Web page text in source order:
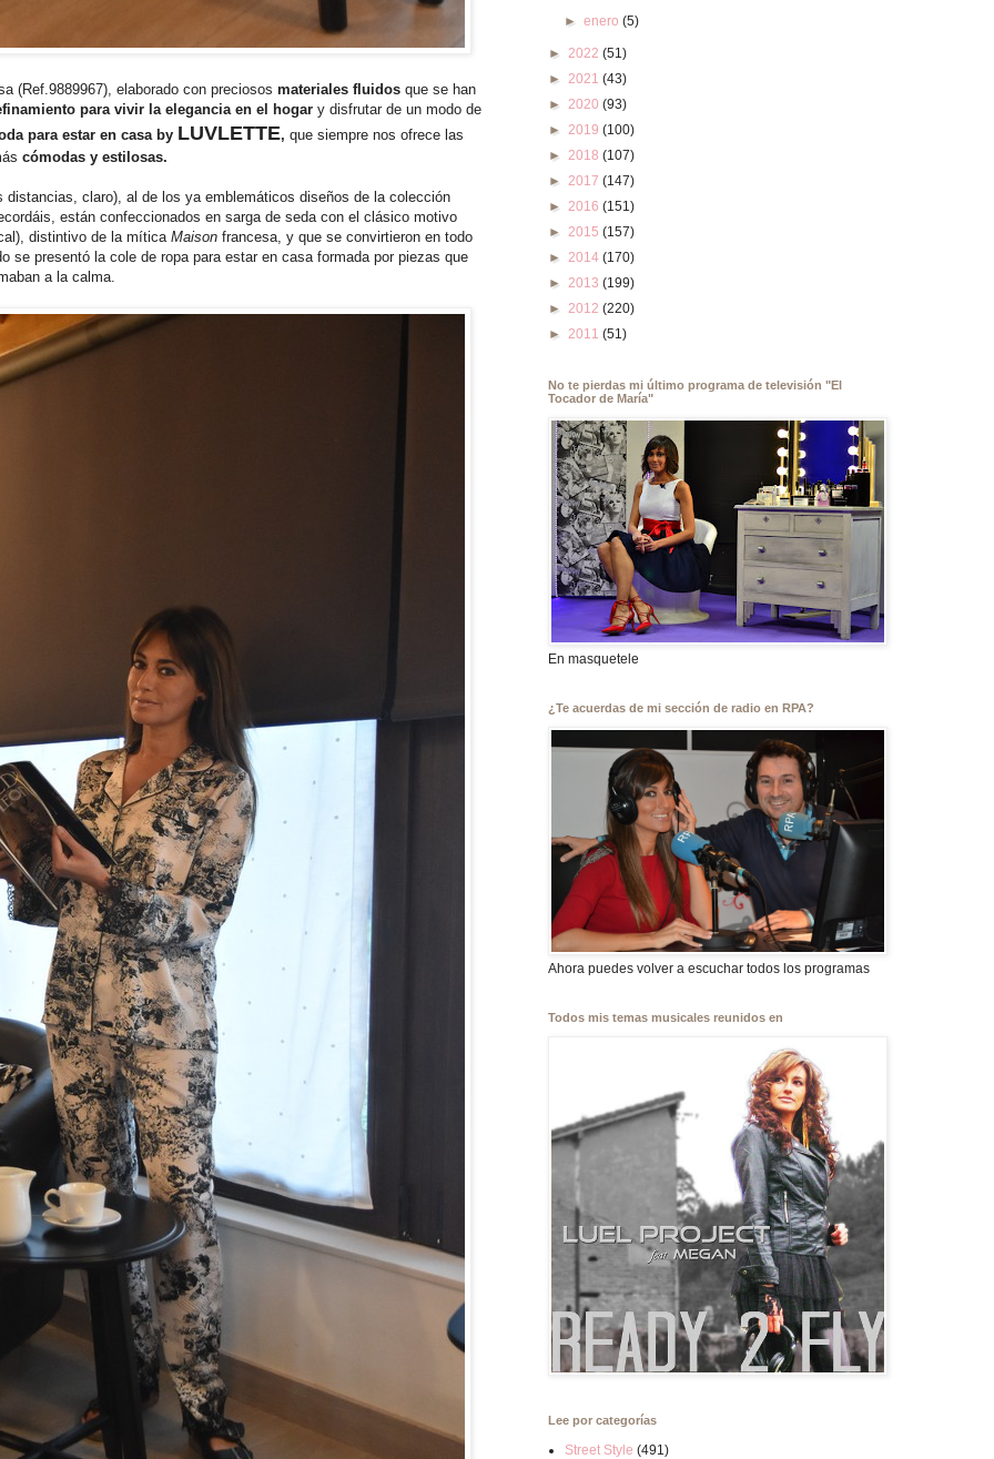
(Ref.9889967), elaborado con preciosos materiales fluidos que se han
para vivir la elegancia en el hogar y disfrutar de un modo de
para estar en casa by LUVLETTE, que siempre nos ofrece las
cómodas y estilosas.
claro), al de los ya emblemáticos diseños de la colección
están confeccionados en sarga de seda con el clásico motivo
distintivo de la mítica Maison francesa, y que se convirtieron en todo
se presentó la cole de ropa para estar en casa formada por piezas que
a la calma.
►enero(5)
► 2022 (51)
► 2021 (43)
► 2020 (93)
► 2019 (100)
► 2018 (107)
► 2017 (147)
► 2016 (151)
► 2015 (157)
► 2014 (170)
► 2013 (199)
► 2012 (220)
► 2011 (51)
No te pierdas mi último programa de televisión "El
Tocador de María"
En masquetele
¿Te acuerdas de mi sección de radio en RPA?
Ahora puedes volver a escuchar todos los programas
Todos mis temas musicales reunidos en
Lee por categorías
Street Style (491)